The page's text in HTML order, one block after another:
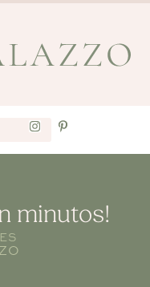
minutos!